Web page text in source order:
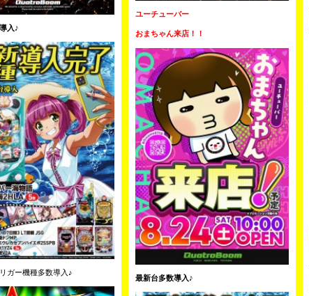
入♪
ガー機種多数導入♪
ユーチューバー
おまちゃん来店！！
最新台多数導入♪